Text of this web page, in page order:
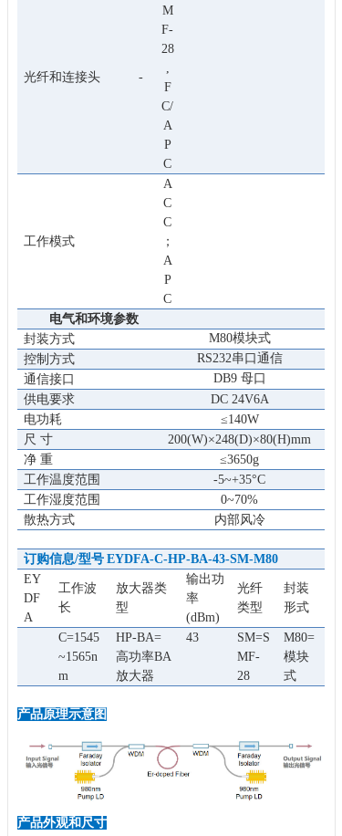
光纤和连接头 -
M
F-
28
,
F
C/
A
P
C
工作模式
A
C
C
；
A
P
C
电气和环境参数
封装方式
M80模块式
控制方式
RS232串口通信
通信接口
DB9 母口
供电要求
DC 24V6A
电功耗
≤140W
尺 寸
200(W)×248(D)×80(H)mm
净 重
≤3650g
工作温度范围
-5~+35°C
工作湿度范围
0~70%
散热方式
内部风冷
订购信息/型号 EYDFA-C-HP-BA-43-SM-M80
EY
DF
A
工作波
长
放大器类
型
输出功
率
(dBm)
光纤
类型
封装
形式
C=1545
~1565n
m
HP-BA=
高功率BA
放大器
43
SM=S
MF-
28
M80=
模块
式
产品原理示意图
产品外观和尺寸